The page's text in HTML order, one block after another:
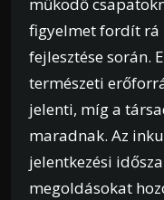
figyelmet fordít rá
fejlesztése során.
természeti
jelenti, míg a
maradnak. Az
jelentkezési
megoldásokat